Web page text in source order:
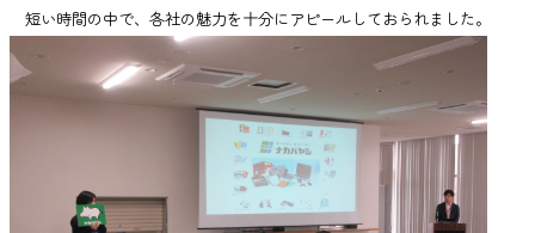
短い時間の中で、各社の魅力を十分にアピールしておられました。